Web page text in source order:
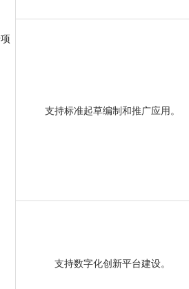
支持标准起草编制和推广应用。
支持数字化创新平台建设。